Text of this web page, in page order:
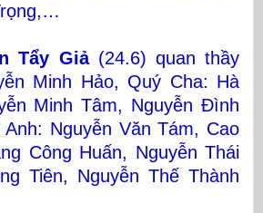
Tẩy Giả(24.6) quan thầy
Minh Hảo, Quý Cha: Hà
Minh Tâm, Nguyễn Đình
Nguyễn Văn Tám, Cao
Công Huấn, Nguyễn Thái
Tiên, Nguyễn Thế Thành